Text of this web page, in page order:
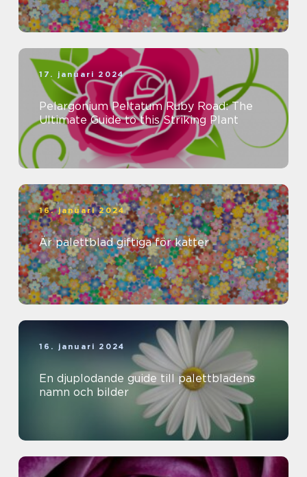
17. januari 2024
Pelargonium Peltatum Ruby Road: The
Ultimate Guide to this Striking Plant
16. januari 2024
Är palettblad giftiga för katter
16. januari 2024
En djuplodande guide till palettbladens
namn och bilder